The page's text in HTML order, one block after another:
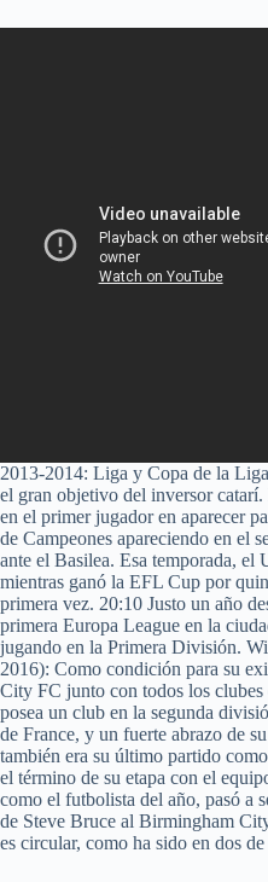
2013-2014: Liga y Copa de la
el gran objetivo del inversor
en el primer jugador en aparecer
de Campeones apareciendo en el
ante el Basilea. Esa temporada, el
mientras ganó la EFL Cup por
primera vez. 20:10 Justo un año
primera Europa League en la
jugando en la Primera División.
2016): Como condición para su
City FC junto con todos los
posea un club en la segunda
de France, y un fuerte abrazo de
también era su último partido
el término de su etapa con el
como el futbolista del año, pasó a
de Steve Bruce al Birmingham
es circular, como ha sido en dos